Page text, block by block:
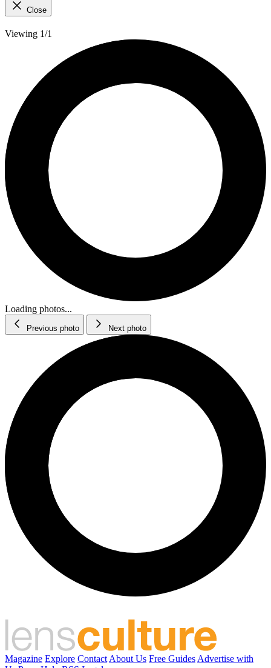
Close
Viewing 1/1
Loading photos...
Previous photo Next photo
Magazine Explore Contact About Us Free Guides Advertise with